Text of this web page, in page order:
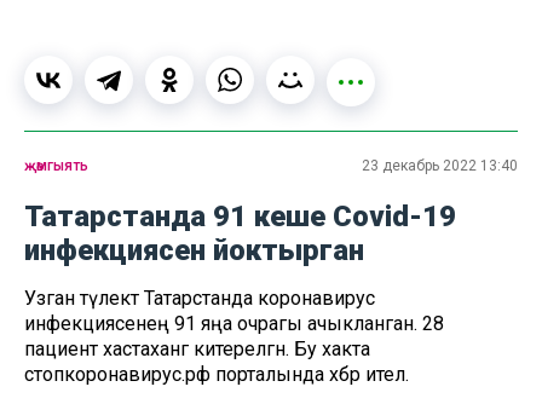
җәмгыять 23 декабрь 2022 13:40
Татарстанда 91 кеше Covid-19
инфекциясен йоктырган
Узган тәүлектә Татарстанда коронавирус
инфекциясенең 91 яңа очрагы ачыкланган. 28
пациент хастаханәгә китерелгән. Бу хакта
стопкоронавирус.рф порталында хәбәр ителә.